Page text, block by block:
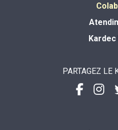
Kardec
PARTAGEZ LE